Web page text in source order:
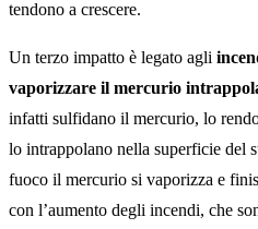
tendono a crescere.
Un terzo impatto è legato agli
vaporizzare il mercurio
infatti sulfidano il mercurio, lo
lo intrappolano nella superficie del
fuoco il mercurio si vaporizza e
con l’aumento degli incendi, che